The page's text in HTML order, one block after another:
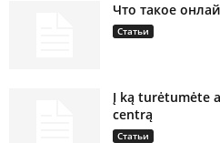
Что такое
Статьи
Į ką turėtumėte
centrą
Статьи